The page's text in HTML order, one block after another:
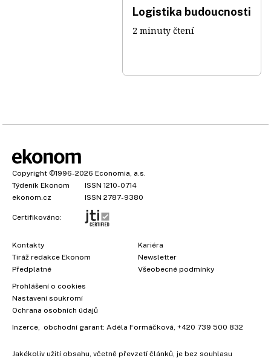
Logistika budoucnosti
2 minuty čtení
Copyright ©1996-2026 Economia, a.s.
Týdeník Ekonom
ISSN 1210-0714
ekonom.cz
ISSN 2787-9380
Certifikováno:
Kontakty
Tiráž redakce Ekonom
Předplatné
Kariéra
Newsletter
Všeobecné podmínky
Prohlášení o cookies
Nastavení soukromí
Ochrana osobních údajů
Inzerce , obchodní garant: Adéla Formáčková +420 739 500 832
Jakékoliv užití obsahu, včetně převzetí článků, je bez souhlasu